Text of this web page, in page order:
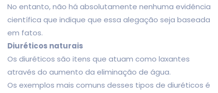
No entanto, não há absolutamente nenhuma evidência
científica que indique que essa alegação seja baseada
em fatos.
Diuréticos naturais
Os diuréticos são itens que atuam como laxantes
através do aumento da eliminação de água.
Os exemplos mais comuns desses tipos de diuréticos é